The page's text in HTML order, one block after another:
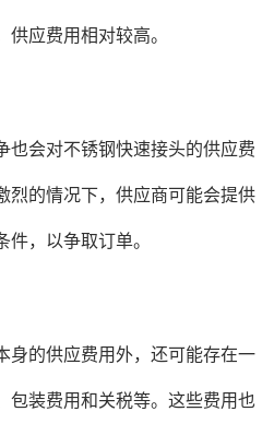
应费用相对较高。
会对不锈钢快速接头的供应费
烈的情况下，供应商可能会提供
件，以争取订单。
的供应费用外，还可能存在一
包装费用和关税等。这些费用也